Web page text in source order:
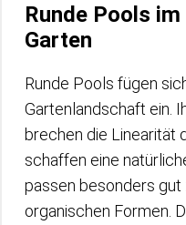
Runde Pools
Garten
Runde Pools fügen
Gartenlandschaft ein.
brechen die Linearität
schaffen eine
passen besonders gut
organischen Formen.